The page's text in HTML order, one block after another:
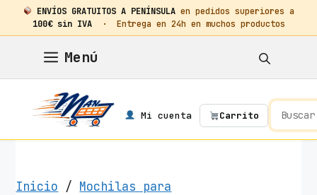
ENVÍOS GRATUITOS A PENÍNSULA en pedidos superiores a
100€ sin IVA· Entrega en 24h en muchos productos
contenido
Menú
Mi cuenta Carrito
Inicio / Mochilas para